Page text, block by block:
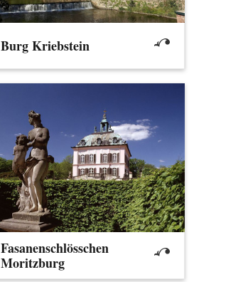
Burg Kriebstein
Fasanenschlösschen
Moritzburg